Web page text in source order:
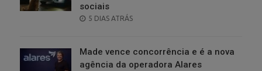
sociais
POSTED
5 DIAS ATRÁS
Made vence concorrência e é a nova
agência da operadora Alares